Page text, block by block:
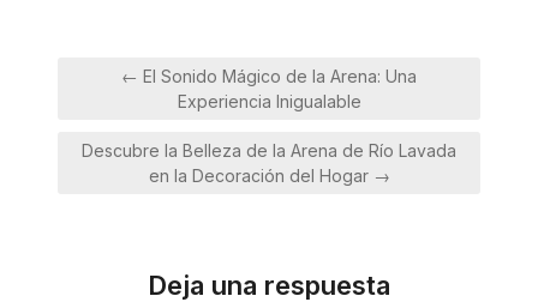
Navegación
← El Sonido Mágico de la Arena: Una
Experiencia Inigualable
Descubre la Belleza de la Arena de Río Lavada
en la Decoración del Hogar →
Deja una respuesta